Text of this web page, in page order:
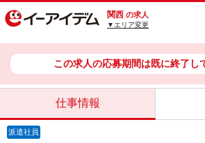
関西 の求人
▼エリア変更
この求人の応募期間は既に終了し
仕事情報
派遣社員